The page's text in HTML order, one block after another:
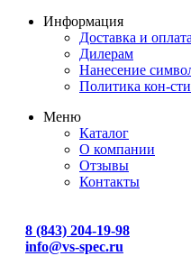
Информация
Доставка и оплата
Дилерам
Нанесение
Политика кон-сти
Меню
Каталог
О компании
Отзывы
Контакты
8 (843) 204-19-98
info@vs-spec.ru